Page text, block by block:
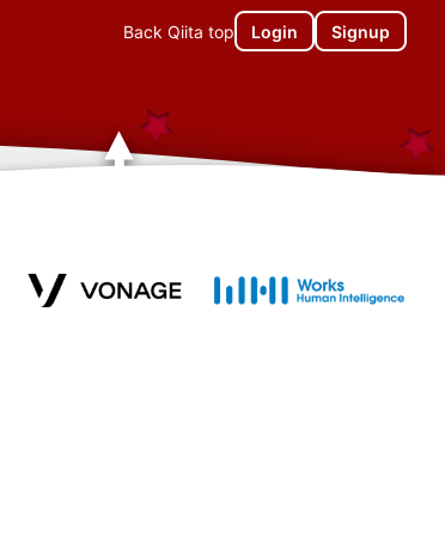
Back Qiita top Login Signup